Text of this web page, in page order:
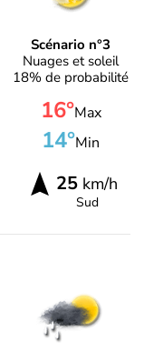
Scénario n°3
Nuages et soleil
18% de probabilité
16°Max
14°Min
25 km/h
Sud